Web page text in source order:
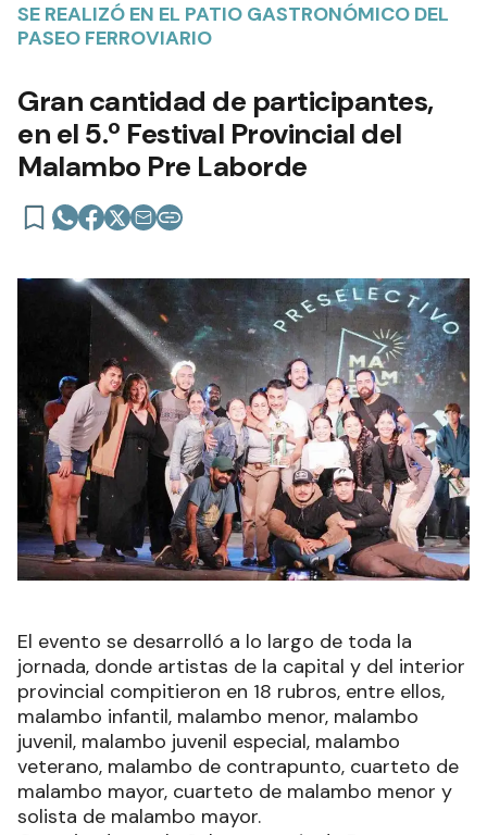
SE REALIZÓ EN EL PATIO GASTRONÓMICO DEL
PASEO FERROVIARIO
Gran cantidad de participantes,
en el 5.º Festival Provincial del
Malambo Pre Laborde
El evento se desarrolló a lo largo de toda la
jornada, donde artistas de la capital y del interior
provincial compitieron en 18 rubros, entre ellos,
malambo infantil, malambo menor, malambo
juvenil, malambo juvenil especial, malambo
veterano, malambo de contrapunto, cuarteto de
malambo mayor, cuarteto de malambo menor y
solista de malambo mayor.